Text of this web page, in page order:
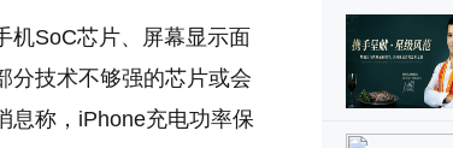
机SoC芯片、屏幕显示面
分技术不够强的芯片或会
息称，iPhone充电功率保